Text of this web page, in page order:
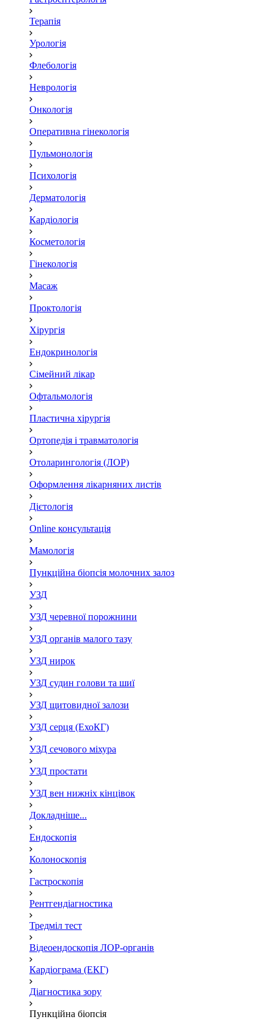
Терапія
Урологія
Флебологія
Неврологія
Онкологія
Оперативна гінекологія
Пульмонологія
Психологія
Дерматологія
Кардіологія
Косметологія
Гінекологія
Масаж
Проктологія
Хірургія
Ендокринологія
Сімейний лікар
Офтальмологія
Пластична хірургія
Ортопедія і травматологія
Отоларингологія (ЛОР)
Оформлення лікарняних листів
Дієтологія
Online консультація
Мамологія
Пункційна біопсія молочних залоз
УЗД
УЗД черевної порожнини
УЗД органів малого тазу
УЗД нирок
УЗД судин голови та шиї
УЗД щитовидної залози
УЗД серця (ЕхоКГ)
УЗД сечового міхура
УЗД простати
УЗД вен нижніх кінцівок
Докладніше...
Ендоскопія
Колоноскопія
Гастроскопія
Рентгендіагностика
Тредміл тест
Відеоендоскопія ЛОР-органів
Кардіограма (ЕКГ)
Діагностика зору
Пункційна біопсія